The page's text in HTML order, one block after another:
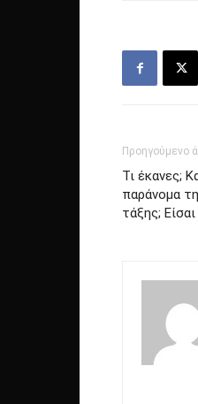
Προηγούμενο
Τι έκανες;
παράνομα
τάξης;